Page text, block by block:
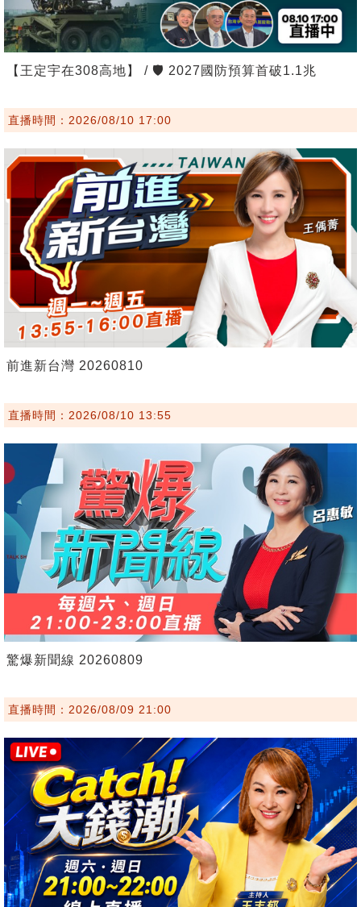
【王定宇在308高地】 / 🛡️ 2027國防預算首破1.1兆
直播時間：2026/08/10 17:00
前進新台灣 20260810
直播時間：2026/08/10 13:55
驚爆新聞線 20260809
直播時間：2026/08/09 21:00